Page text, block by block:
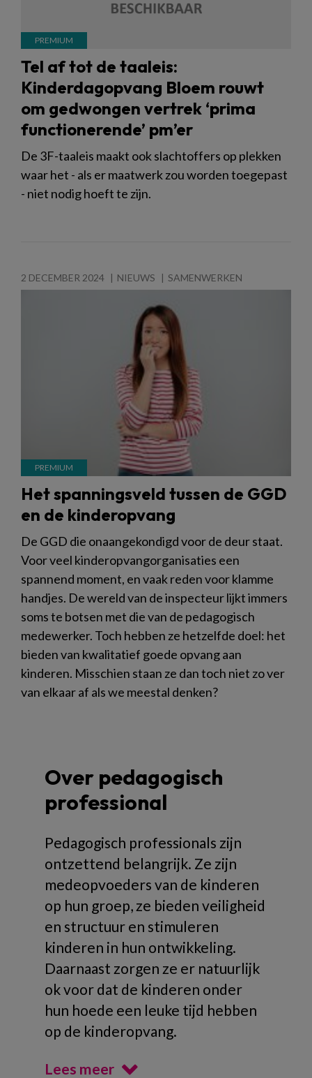
Tel af tot de taaleis:
Kinderdagopvang Bloem rouwt
om gedwongen vertrek ‘prima
functionerende’ pm’er
De 3F-taaleis maakt ook slachtoffers op plekken
waar het - als er maatwerk zou worden toegepast
- niet nodig hoeft te zijn.
2 DECEMBER 2024 NIEUWS SAMENWERKEN
Het spanningsveld tussen de GGD
en de kinderopvang
De GGD die onaangekondigd voor de deur staat.
Voor veel kinderopvangorganisaties een
spannend moment, en vaak reden voor klamme
handjes. De wereld van de inspecteur lijkt immers
soms te botsen met die van de pedagogisch
medewerker. Toch hebben ze hetzelfde doel: het
bieden van kwalitatief goede opvang aan
kinderen. Misschien staan ze dan toch niet zo ver
van elkaar af als we meestal denken?
Over pedagogisch
professional
Pedagogisch professionals zijn
ontzettend belangrijk. Ze zijn
medeopvoeders van de kinderen
op hun groep, ze bieden veiligheid
en structuur en stimuleren
kinderen in hun ontwikkeling.
Daarnaast zorgen ze er natuurlijk
ok voor dat de kinderen onder
hun hoede een leuke tijd hebben
op de kinderopvang.
Lees meer